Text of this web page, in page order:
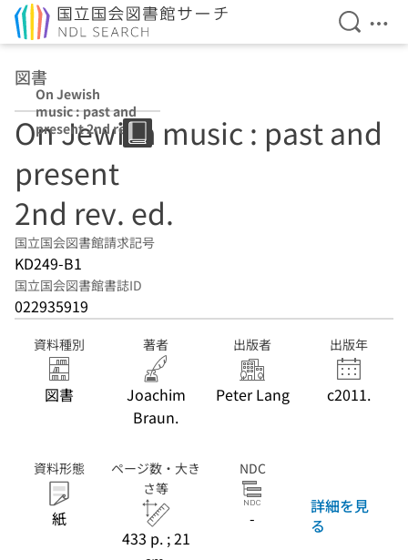
検索を
メ
図書
On Jewish
music : past and
present 2nd rev.
ed.
On Jewish music : past and
present
2nd rev. ed.
国立国会図書館請求記号
KD249-B1
国立国会図書館書誌ID
022935919
資料種別
図書
著者
Joachim
Braun.
出版者
Peter Lang
出版年
c2011.
資料形態
紙
ページ数・大き
さ等
433 p. ; 21
NDC
-
詳細を見
る